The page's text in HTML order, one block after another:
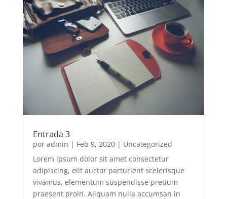
Entrada 3
por admin | Feb 9, 2020| Uncategorized
Lorem ipsum dolor sit amet consectetur
adipiscing, elit auctor parturient scelerisque
vivamus, elementum suspendisse pretium
praesent proin. Aliquam nulla accumsan in